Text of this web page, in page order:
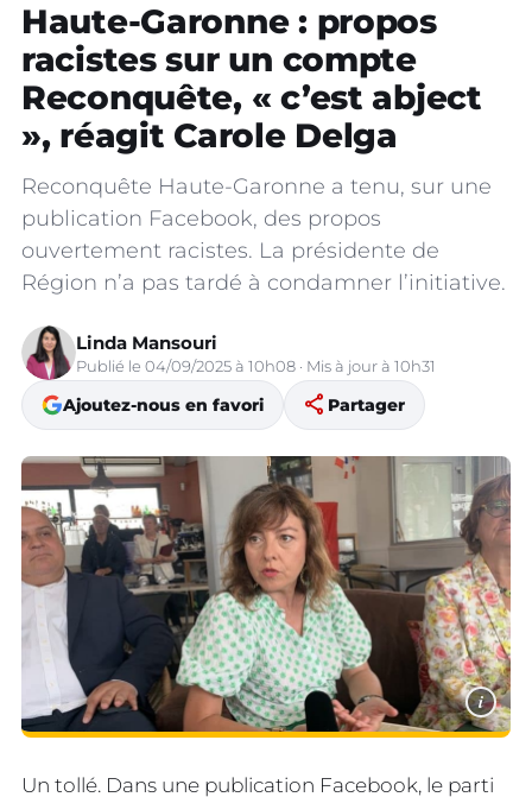
Haute-Garonne : propos
racistes sur un compte
Reconquête, « c’est abject
», réagit Carole Delga
Reconquête Haute-Garonne a tenu, sur une
publication Facebook, des propos
ouvertement racistes. La présidente de
Région n’a pas tardé à condamner l’initiative.
Linda Mansouri
Publié le 04/09/2025 à 10h08 · Mis à jour à 10h31
Ajoutez-nous en favori share Partager
i
Un tollé. Dans une publication Facebook, le parti